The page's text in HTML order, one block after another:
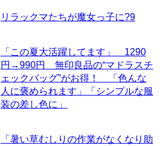
リラックマたちが魔女っ子に?9
「この夏大活躍してます」 1290
円→990円 無印良品の“マドラスチ
ェックバッグ”がお得！ 「色んな
人に褒められます」「シンプルな服
装の差し色に」
「暑い草むしりの作業がなくなり助